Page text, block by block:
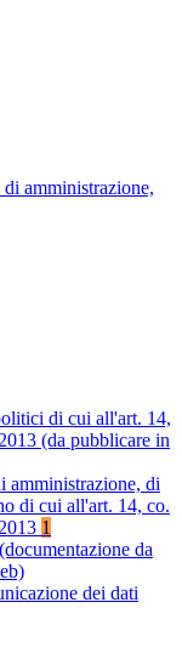
amministrazione,
di cui all'art. 14,
(da pubblicare in
amministrazione, di
di cui all'art. 14, co.
1
da
dei dati